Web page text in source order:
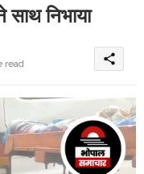
निभाया
read share